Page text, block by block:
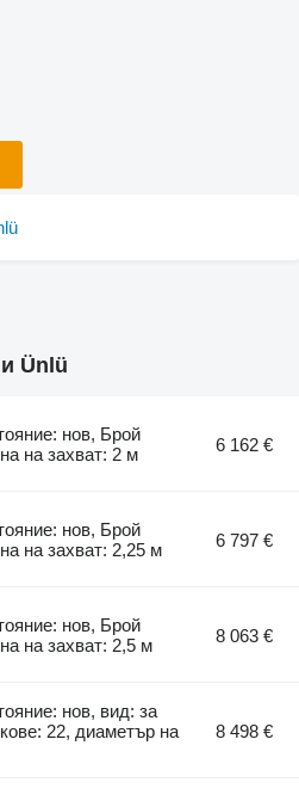
Ünlü
нов, Брой
на захват: 2 м
6 162 €
нов, Брой
на захват: 2,25 м
6 797 €
нов, Брой
на захват: 2,5 м
8 063 €
нов, вид: за
22, диаметър на
8 498 €